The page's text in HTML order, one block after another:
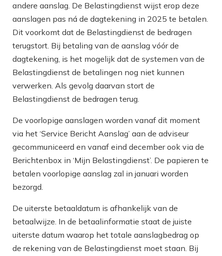
andere aanslag. De Belastingdienst wijst erop deze
aanslagen pas ná de dagtekening in 2025 te betalen.
Dit voorkomt dat de Belastingdienst de bedragen
terugstort. Bij betaling van de aanslag vóór de
dagtekening, is het mogelijk dat de systemen van de
Belastingdienst de betalingen nog niet kunnen
verwerken. Als gevolg daarvan stort de
Belastingdienst de bedragen terug.
De voorlopige aanslagen worden vanaf dit moment
via het ‘Service Bericht Aanslag’ aan de adviseur
gecommuniceerd en vanaf eind december ook via de
Berichtenbox in ‘Mijn Belastingdienst’. De papieren te
betalen voorlopige aanslag zal in januari worden
bezorgd.
De uiterste betaaldatum is afhankelijk van de
betaalwijze. In de betaalinformatie staat de juiste
uiterste datum waarop het totale aanslagbedrag op
de rekening van de Belastingdienst moet staan. Bij